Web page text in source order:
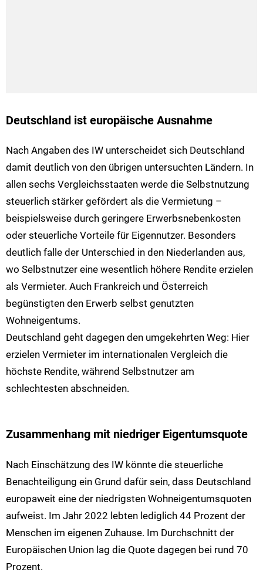
Deutschland ist europäische Ausnahme
Nach Angaben des IW unterscheidet sich Deutschland
damit deutlich von den übrigen untersuchten Ländern. In
allen sechs Vergleichsstaaten werde die Selbstnutzung
steuerlich stärker gefördert als die Vermietung –
beispielsweise durch geringere Erwerbsnebenkosten
oder steuerliche Vorteile für Eigennutzer. Besonders
deutlich falle der Unterschied in den Niederlanden aus,
wo Selbstnutzer eine wesentlich höhere Rendite erzielen
als Vermieter. Auch Frankreich und Österreich
begünstigten den Erwerb selbst genutzten
Wohneigentums.
Deutschland geht dagegen den umgekehrten Weg: Hier
erzielen Vermieter im internationalen Vergleich die
höchste Rendite, während Selbstnutzer am
schlechtesten abschneiden.
Zusammenhang mit niedriger Eigentumsquote
Nach Einschätzung des IW könnte die steuerliche
Benachteiligung ein Grund dafür sein, dass Deutschland
europaweit eine der niedrigsten Wohneigentumsquoten
aufweist. Im Jahr 2022 lebten lediglich 44 Prozent der
Menschen im eigenen Zuhause. Im Durchschnitt der
Europäischen Union lag die Quote dagegen bei rund 70
Prozent.